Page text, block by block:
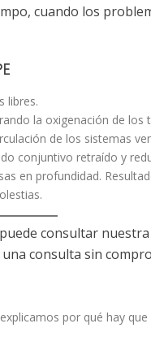
cuando los
libres.
la oxigenación de los
de los sistemas
conjuntivo retraído y
en profundidad.
consultar
consulta sin